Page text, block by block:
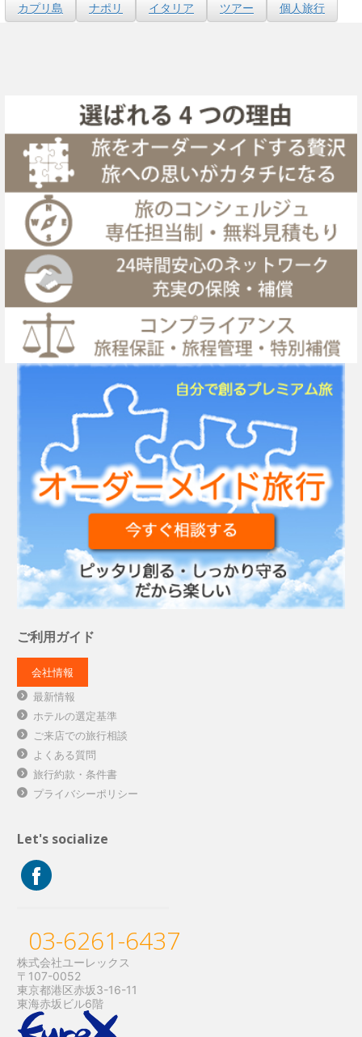
カプリ島 ナポリ イタリア ツアー 個人旅行
ご利用ガイド
会社情報
最新情報
ホテルの選定基準
ご来店での旅行相談
よくある質問
旅行約款・条件書
プライバシーポリシー
Let's socialize
03-6261-6437
株式会社ユーレックス
〒107-0052
東京都港区赤坂3-16-11
東海赤坂ビル6階